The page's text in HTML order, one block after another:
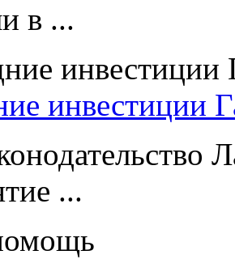
в ...
инвестиции
...